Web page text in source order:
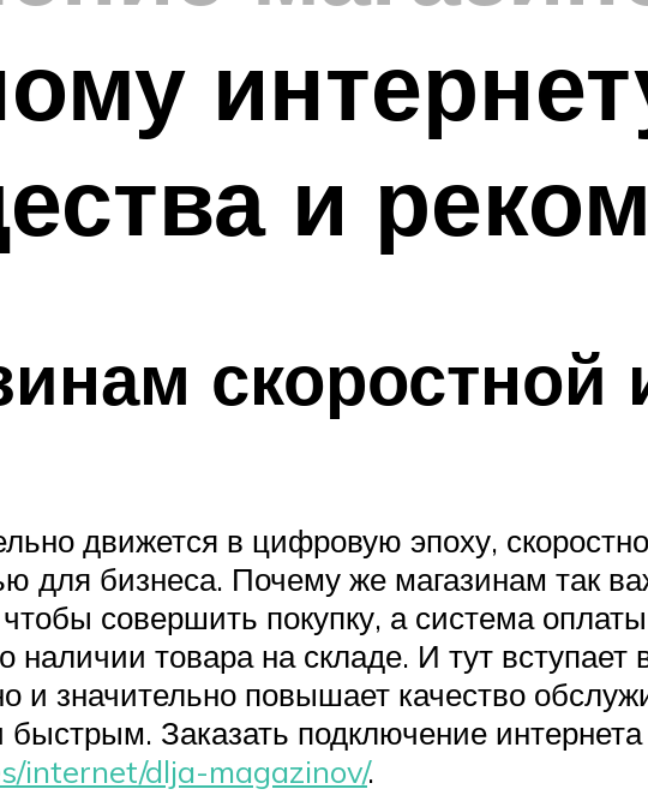
и
скоростной
движется в цифровую эпоху,
для бизнеса. Почему же магазинам так
совершить покупку, а система
товара на складе. И тут вступает
и значительно повышает качество
Заказать подключение
internet/dlja-magazinov/.